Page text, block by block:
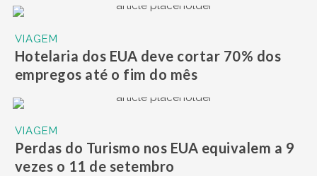
VIAGEM
Hotelaria dos EUA deve cortar 70% dos
empregos até o fim do mês
VIAGEM
Perdas do Turismo nos EUA equivalem a 9
vezes o 11 de setembro